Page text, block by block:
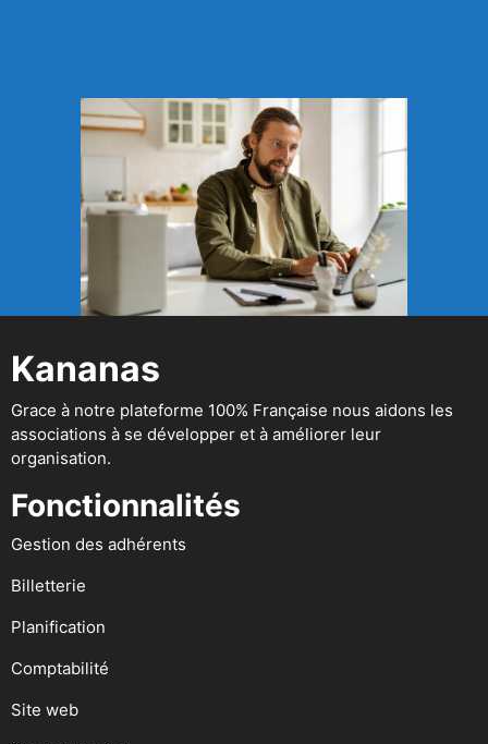
Kananas
Grace à notre plateforme 100% Française nous aidons les
associations à se développer et à améliorer leur
organisation.
Fonctionnalités
Gestion des adhérents
Billetterie
Planification
Comptabilité
Site web